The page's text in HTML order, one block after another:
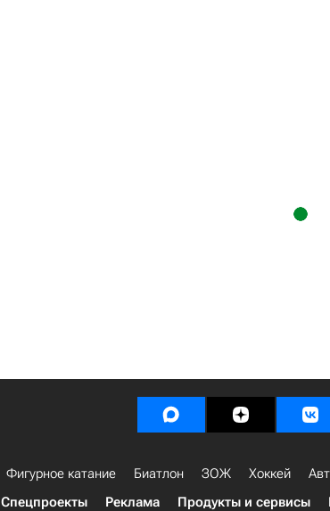
Фигурное катание Биатлон ЗОЖ Хоккей
Спецпроекты
Реклама Продукты и сервисы